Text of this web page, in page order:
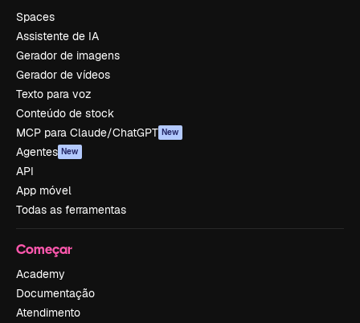
Spaces
Assistente de IA
Gerador de imagens
Gerador de vídeos
Texto para voz
Conteúdo de stock
MCP para Claude/ChatGPT New
Agentes New
API
App móvel
Todas as ferramentas
Começar
Academy
Documentação
Atendimento